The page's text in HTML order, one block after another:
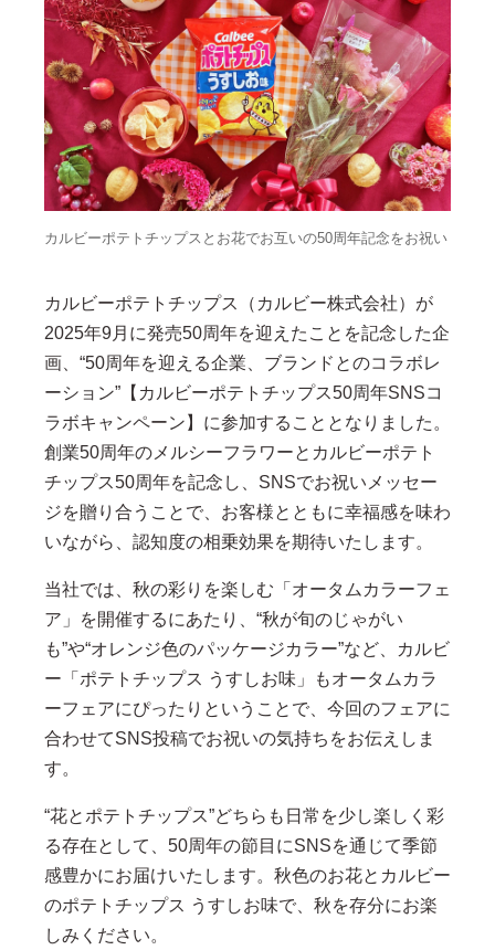
カルビーポテトチップスとお花でお互いの50周年記念をお祝い
カルビーポテトチップス（カルビー株式会社）が
2025年9月に発売50周年を迎えたことを記念した企
画、“50周年を迎える企業、ブランドとのコラボレ
ーション”【カルビーポテトチップス50周年SNSコ
ラボキャンペーン】に参加することとなりました。
創業50周年のメルシーフラワーとカルビーポテト
チップス50周年を記念し、SNSでお祝いメッセー
ジを贈り合うことで、お客様とともに幸福感を味わ
いながら、認知度の相乗効果を期待いたします。
当社では、秋の彩りを楽しむ「オータムカラーフェ
ア」を開催するにあたり、“秋が旬のじゃがい
も”や“オレンジ色のパッケージカラー”など、カルビ
ー「ポテトチップス うすしお味」もオータムカラ
ーフェアにぴったりということで、今回のフェアに
合わせてSNS投稿でお祝いの気持ちをお伝えしま
す。
“花とポテトチップス”どちらも日常を少し楽しく彩
る存在として、50周年の節目にSNSを通じて季節
感豊かにお届けいたします。秋色のお花とカルビー
のポテトチップス うすしお味で、秋を存分にお楽
しみください。